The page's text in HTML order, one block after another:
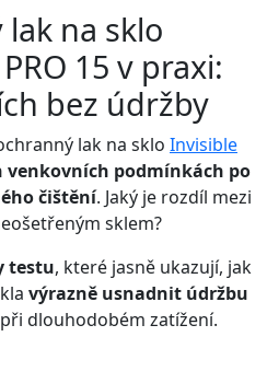
na sklo
15 v praxi:
bez údržby
lak na sklo Invisible
venkovních podmínkách po
čištění. Jaký je rozdíl mezi
sklem?
testu, které jasně ukazují, jak
výrazně usnadnit údržbu
dlouhodobém zatížení.